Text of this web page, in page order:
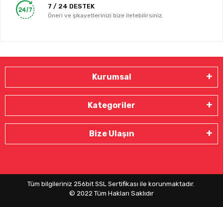
7 / 24 DESTEK
Öneri ve şikayetlerinizi bize iletebilirsiniz.
Kurumsal
Kategoriler
Bize Ulaşın
Tüm bilgileriniz 256bit SSL Sertifikası ile korunmaktadır.
© 2022 Tüm Hakları Saklıdır